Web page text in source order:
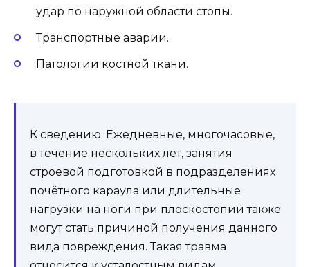
удар по наружной области стопы.
Транспортные аварии.
Патологии костной ткани.
К сведению. Ежедневные, многочасовые,
в течение нескольких лет, занятия
строевой подготовкой в подразделениях
почётного караула или длительные
нагрузки на ноги при плоскостопии также
могут стать причиной получения данного
вида повреждения. Такая травма